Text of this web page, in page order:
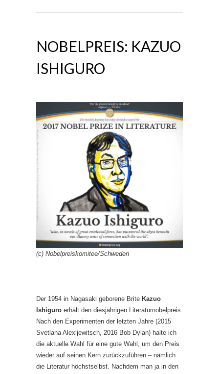
NOBELPREIS: KAZUO
ISHIGURO
(c) Nobelpreiskomitee/Schweden
Der 1954 in Nagasaki geborene Brite Kazuo
Ishiguro erhält den diesjährigen Literaturnobelpreis.
Nach den Experimenten der letzten Jahre (2015
Svetlana Alexijewitsch, 2016 Bob Dylan) halte ich
die aktuelle Wahl für eine gute Wahl, um den Preis
wieder auf seinen Kern zurückzuführen – nämlich
die Literatur höchstselbst. Nachdem man ja in den